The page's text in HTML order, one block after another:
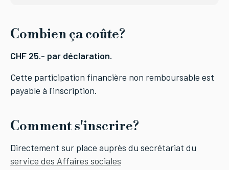
Combien ça coûte?
CHF 25.- par déclaration.
Cette participation financière non remboursable est
payable à l'inscription.
Comment s'inscrire?
Directement sur place auprès du secrétariat du
service des Affaires sociales